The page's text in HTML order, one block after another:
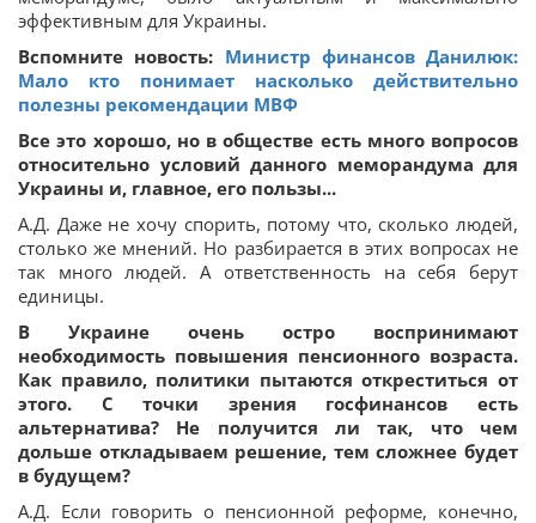
эффективным для Украины.
Вспомните новость: Министр финансов Данилюк:
Мало кто понимает насколько действительно
полезны рекомендации МВФ
Все это хорошо, но в обществе есть много вопросов
относительно условий данного меморандума для
Украины и, главное, его пользы...
А.Д. Даже не хочу спорить, потому что, сколько людей,
столько же мнений. Но разбирается в этих вопросах не
так много людей. А ответственность на себя берут
единицы.
В Украине очень остро воспринимают
необходимость повышения пенсионного возраста.
Как правило, политики пытаются откреститься от
этого. С точки зрения госфинансов есть
альтернатива? Не получится ли так, что чем
дольше откладываем решение, тем сложнее будет
в будущем?
А.Д. Если говорить о пенсионной реформе, конечно,